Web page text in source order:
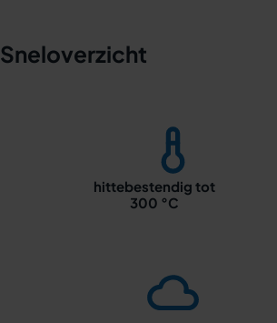
Sneloverzicht
hittebestendig tot
300 °C